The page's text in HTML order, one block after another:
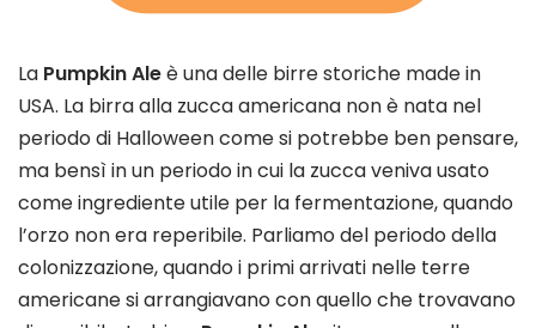
La Pumpkin Aleè una delle birre storiche made in
USA. La birra alla zucca americana non è nata nel
periodo di Halloween come si potrebbe ben pensare,
ma bensì in un periodo in cui la zucca veniva usato
come ingrediente utile per la fermentazione, quando
l’orzo non era reperibile. Parliamo del periodo della
colonizzazione, quando i primi arrivati nelle terre
americane si arrangiavano con quello che trovavano